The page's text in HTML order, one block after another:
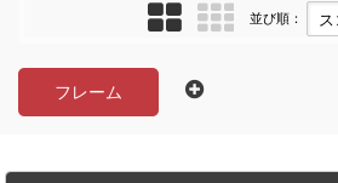
並び順：
フレーム